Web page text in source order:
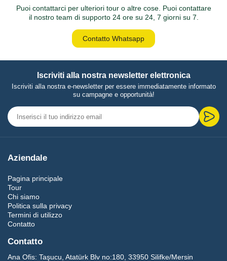
Puoi contattarci per ulteriori tour o altre cose. Puoi contattare
il nostro team di supporto 24 ore su 24, 7 giorni su 7.
Contatto Whatsapp
Iscriviti alla nostra newsletter elettronica
Iscriviti alla nostra e-newsletter per essere immediatamente informato
su campagne e opportunità!
Aziendale
Pagina principale
Tour
Chi siamo
Politica sulla privacy
Termini di utilizzo
Contatto
Contatto
Ana Ofis: Taşucu, Atatürk Blv no:180, 33950 Silifke/Mersin